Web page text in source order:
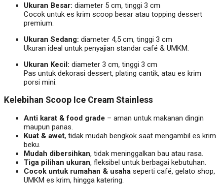
Ukuran Besar: diameter 5 cm, tinggi 3 cm
Cocok untuk es krim scoop besar atau topping dessert
premium.
Ukuran Sedang: diameter 4,5 cm, tinggi 3 cm
Ukuran ideal untuk penyajian standar café & UMKM.
Ukuran Kecil: diameter 3 cm, tinggi 3 cm
Pas untuk dekorasi dessert, plating cantik, atau es krim
porsi mini.
Kelebihan Scoop Ice Cream Stainless
Anti karat & food grade – aman untuk makanan dingin
maupun panas.
Kuat & awet, tidak mudah bengkok saat mengambil es krim
beku.
Mudah dibersihkan, tidak meninggalkan bau atau rasa.
Tiga pilihan ukuran, fleksibel untuk berbagai kebutuhan.
Cocok untuk rumahan & usaha seperti café, gelato shop,
UMKM es krim, hingga katering.